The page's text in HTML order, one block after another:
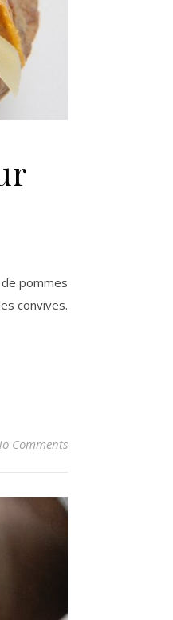
pommes
convives.
Comments